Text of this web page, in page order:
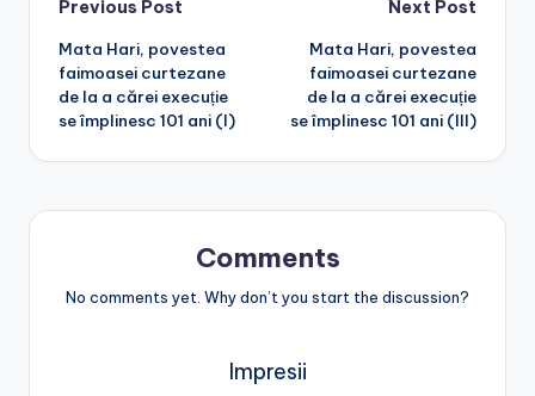
Post
navigation
Previous Post
Mata Hari, povestea
faimoasei curtezane
de la a cărei execuție
se împlinesc 101 ani (I)
Next Post
Mata Hari, povestea
faimoasei curtezane
de la a cărei execuție
se împlinesc 101 ani (III)
Comments
No comments yet. Why don’t you start the discussion?
Impresii